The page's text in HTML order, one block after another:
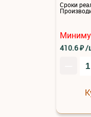
Сроки
410.6₽/